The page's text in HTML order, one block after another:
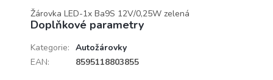
Žárovka LED-1x Ba9S 12V/0,25W zelená
Doplňkové parametry
Kategorie: Autožárovky
EAN: 8595118803855